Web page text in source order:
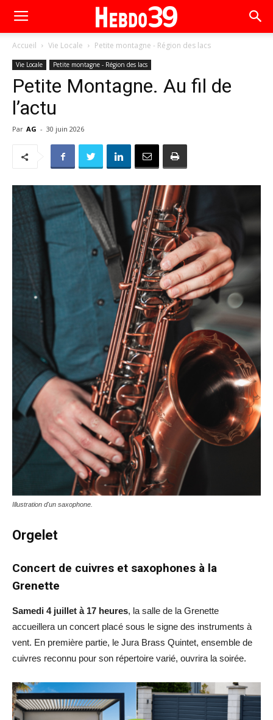
Accueil Vie Locale Petite montagne - Région des lacs
Vie Locale Petite montagne - Région des lacs
Petite Montagne. Au fil de
l’actu
Par AG - 30 juin 2026
Illustration d'un saxophone.
Orgelet
Concert de cuivres et saxophones à la
Grenette
Samedi 4 juillet à 17 heures, la salle de la Grenette
accueillera un concert placé sous le signe des instruments à
vent. En première partie, le Jura Brass Quintet, ensemble de
cuivres reconnu pour son répertoire varié, ouvrira la soirée.